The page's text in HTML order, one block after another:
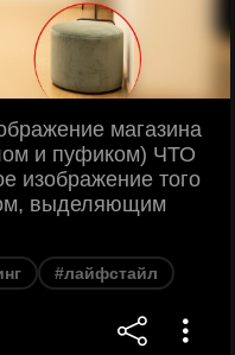
магазина
и пуфиком) ЧТО
того
выделяющим
#лайфстайл